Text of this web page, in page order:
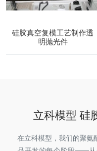
硅胶真空复模工艺制作透
明抛光件
立科模型 硅
在立科模型，我们的聚氨